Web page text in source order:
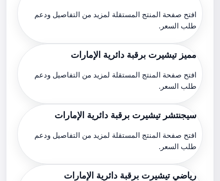
افتح صفحة المنتج المستقلة لمزيد من التفاصيل ودعم
طلب السعر.
مميز تيشيرت برقبة دائرية الإمارات
افتح صفحة المنتج المستقلة لمزيد من التفاصيل ودعم
طلب السعر.
سيجنتشر تيشيرت برقبة دائرية الإمارات
افتح صفحة المنتج المستقلة لمزيد من التفاصيل ودعم
طلب السعر.
رياضي تيشيرت برقبة دائرية الإمارات